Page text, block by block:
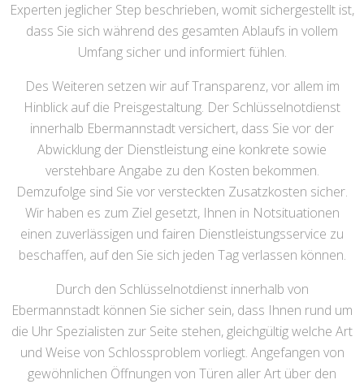
Experten jeglicher Step beschrieben, womit sichergestellt ist,
dass Sie sich während des gesamten Ablaufs in vollem
Umfang sicher und informiert fühlen.
Des Weiteren setzen wir auf Transparenz, vor allem im
Hinblick auf die Preisgestaltung. Der Schlüsselnotdienst
innerhalb Ebermannstadt versichert, dass Sie vor der
Abwicklung der Dienstleistung eine konkrete sowie
verstehbare Angabe zu den Kosten bekommen.
Demzufolge sind Sie vor versteckten Zusatzkosten sicher.
Wir haben es zum Ziel gesetzt, Ihnen in Notsituationen
einen zuverlässigen und fairen Dienstleistungsservice zu
beschaffen, auf den Sie sich jeden Tag verlassen können.
Durch den Schlüsselnotdienst innerhalb von
Ebermannstadt können Sie sicher sein, dass Ihnen rund um
die Uhr Spezialisten zur Seite stehen, gleichgültig welche Art
und Weise von Schlossproblem vorliegt. Angefangen von
gewöhnlichen Öffnungen von Türen aller Art über den